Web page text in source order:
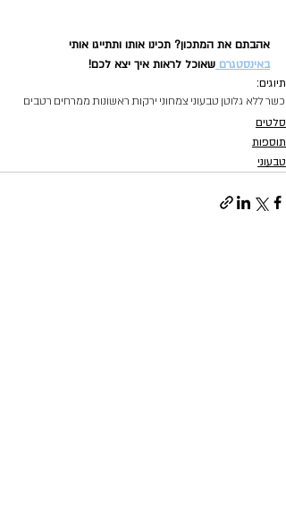
אהבתם את המתכון? תכינו אותו ותתייגו אותי
באינסטגרם שאוכל לראות איך יצא לכם!
תיוגים:
כשרללא גלוטן טבעוני צמחוני ירקותראשונותממרחים רטבים
סלטים
תוספות
טבעוני